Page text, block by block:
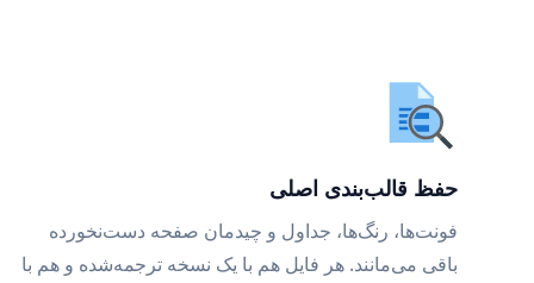
حفظ قالب‌بندی اصلی
فونت‌ها، رنگ‌ها، جداول و چیدمان صفحه دست‌نخورده
باقی می‌مانند. هر فایل هم با یک نسخه ترجمه‌شده و هم با